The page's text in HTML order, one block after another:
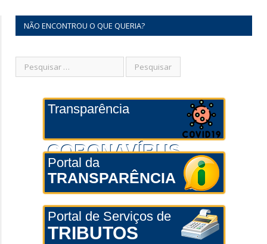
NÃO ENCONTROU O QUE QUERIA?
Transparência
CORONAVÍRUS
Portal da
TRANSPARÊNCIA
Portal de Serviços de
TRIBUTOS